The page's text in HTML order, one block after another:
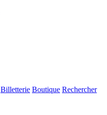
Billetterie Boutique Rechercher